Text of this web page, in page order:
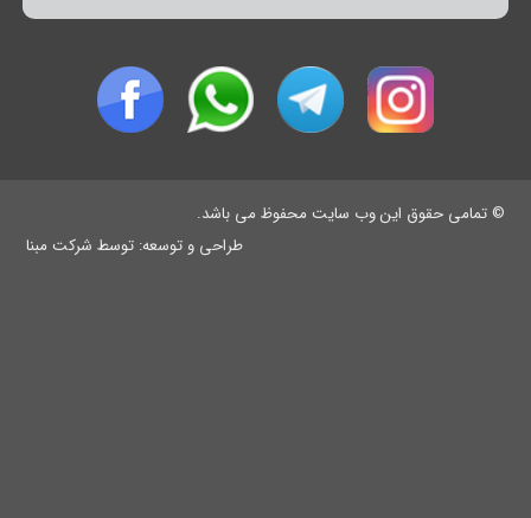
© تمامی حقوق این وب سایت محفوظ می باشد.
طراحی و توسعه: توسط شرکت مبنا